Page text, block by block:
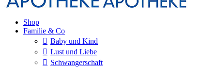
Shop
Familie & Co
Baby und Kind
Lust und Liebe
Schwangerschaft